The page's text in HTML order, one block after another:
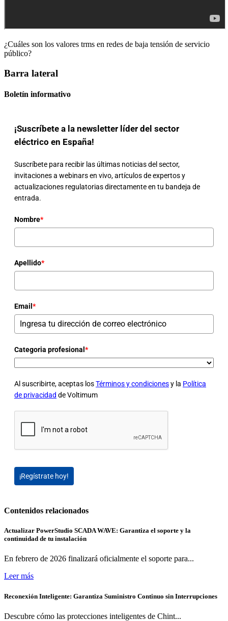
¿Cuáles son los valores trms en redes de baja tensión de servicio
público?
Barra lateral
Boletín informativo
¡Suscríbete a la newsletter líder del sector
eléctrico en España!
Suscríbete para recibir las últimas noticias del sector,
invitaciones a webinars en vivo, artículos de expertos y
actualizaciones regulatorias directamente en tu bandeja de
entrada.
Nombre*
Apellido*
Email *
Categoria profesional *
Al suscribirte, aceptas losTérminos y condicionesy la Política
de privacidad de Voltimum
¡Regístrate hoy!
Contenidos relacionados
Actualizar PowerStudio SCADA WAVE: Garantiza el soporte y la
continuidad de tu instalación
En febrero de 2026 finalizará oficialmente el soporte para...
Leer más
Reconexión Inteligente: Garantiza Suministro Continuo sin Interrupciones
Descubre cómo las protecciones inteligentes de Chint...